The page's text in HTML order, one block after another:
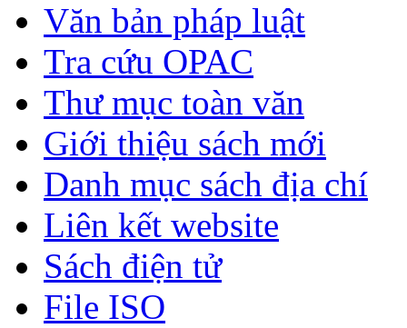
Văn bản pháp luật
Tra cứu OPAC
Thư mục toàn văn
Giới thiệu sách mới
Danh mục sách địa chí
Liên kết website
Sách điện tử
File ISO